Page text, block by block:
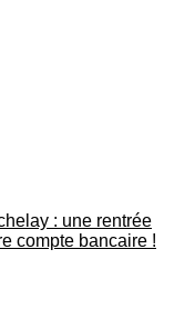
: une rentrée
compte bancaire !